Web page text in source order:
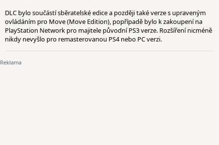
DLC bylo součástí sběratelské edice a později také verze s upraveným
ovládáním pro Move (Move Edition), popřípadě bylo k zakoupení na
PlayStation Network pro majitele původní PS3 verze. Rozšíření nicméně
nikdy nevyšlo pro remasterovanou PS4 nebo PC verzi.